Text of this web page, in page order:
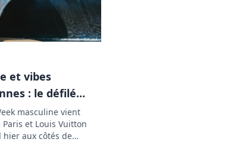
et vibes
: le défilé
crée le buzz
XXL !
masculine vient
et Louis Vuitton
aux côtés de